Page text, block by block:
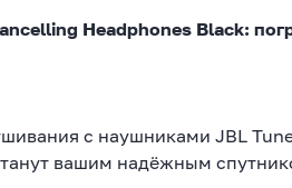
Headphones Black:
с наушниками JBL
вашим надёжным